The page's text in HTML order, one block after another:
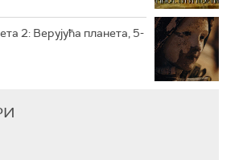
2: Верујућа планета, 5-